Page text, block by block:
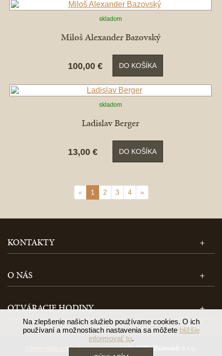
skladom
Miloš Alexander Bazovský
100,00 € DO KOŠÍKA
skladom
Ladislav Berger
13,00 € DO KOŠÍKA
« 1 2 3 4 »
KONTAKTY
O NÁS
OTVÁRACIE HODINY
Informácie o používaní cookies| © 2026 Blueweb s.r.o.
Na zlepšenie našich služieb používame cookies. O ich
používaní a možnostiach nastavenia sa môžete bližšie
informovať tu.